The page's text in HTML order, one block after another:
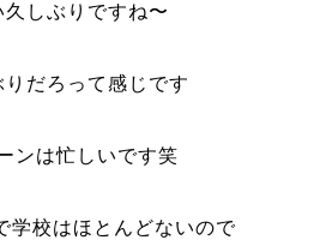
久しぶりですね〜
りだろって感じです
ンは忙しいです笑
学校はほとんどないので